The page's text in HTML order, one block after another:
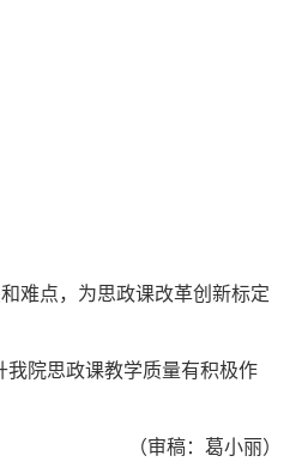
难点，为思政课改革创新标定
院思政课教学质量有积极作
（审稿：葛小丽）